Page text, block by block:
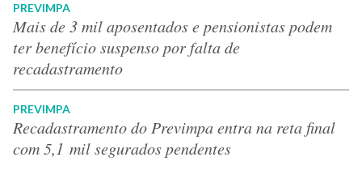
PREVIMPA
Mais de 3 mil aposentados e pensionistas podem
ter benefício suspenso por falta de
recadastramento
PREVIMPA
Recadastramento do Previmpa entra na reta final
com 5,1 mil segurados pendentes